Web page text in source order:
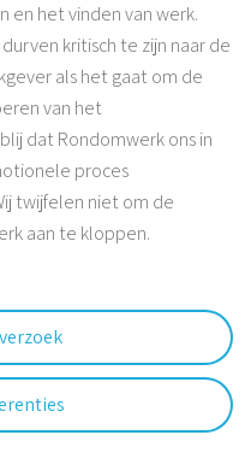
en het vinden van werk.
kritisch te zijn naar de
als het gaat om de
van het
dat Rondomwerk ons in
proces
twijfelen niet om de
aan te kloppen.